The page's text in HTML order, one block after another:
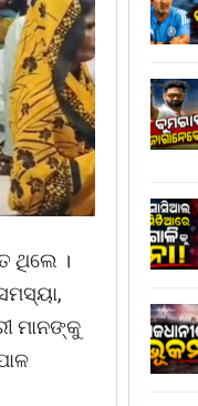
ଥିଲେ ।
ମାନଙ୍କୁ